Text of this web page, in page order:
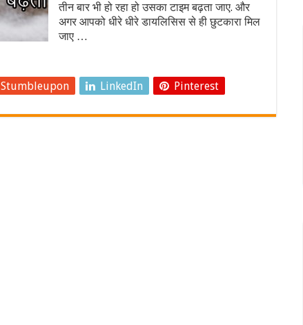
तीन बार भी हो रहा हो उसका टाइम बढ़ता जाए. और
अगर आपको धीरे धीरे डायलिसिस से ही छुटकारा मिल
जाए …
Stumbleupon LinkedIn Pinterest